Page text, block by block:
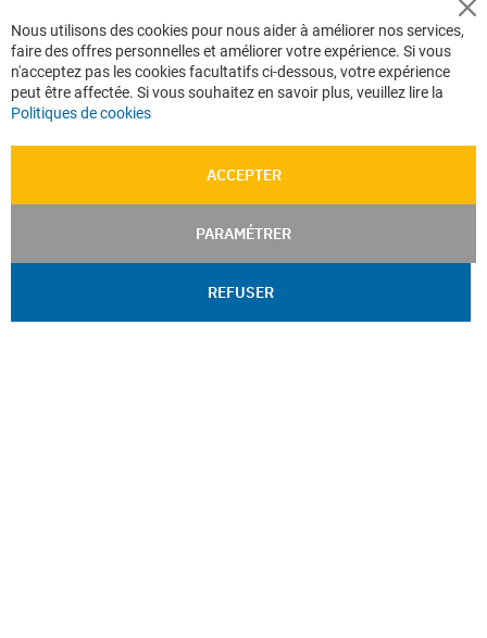
Nous utilisons des cookies pour nous aider à améliorer nos services,
faire des offres personnelles et améliorer votre expérience. Si vous
n'acceptez pas les cookies facultatifs ci-dessous, votre expérience
peut être affectée. Si vous souhaitez en savoir plus, veuillez lire la
Politiques de cookies
ACCEPTER
PARAMÉTRER
REFUSER